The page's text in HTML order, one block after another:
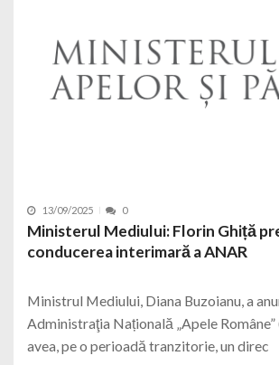
13/09/2025 0
Ministerul Mediului: Florin Ghiță
conducerea interimară a ANAR
Ministrul Mediului, Diana Buzoianu, a
Administraţia Națională „Apele
avea, pe o perioadă tranzitorie, un direc